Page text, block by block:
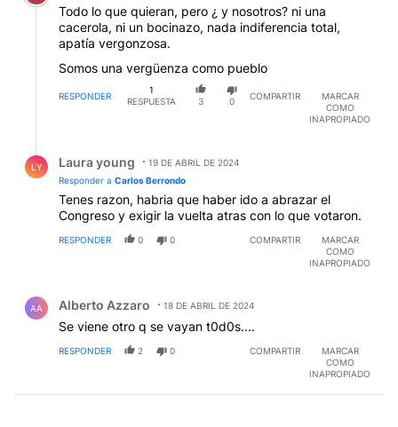
Todo lo que quieran, pero ¿ y nosotros? ni una
cacerola, ni un bocinazo, nada indiferencia total,
apatía vergonzosa.
Somos una vergüenza como pueblo
RESPONDER
1
RESPUESTA
3 0
COMPARTIR
MARCAR
COMO
INAPROPIADO
LY Laura young
19 DE ABRIL DE 2024
Responder a Carlos Berrondo
Tenes razon, habria que haber ido a abrazar el
Congreso y exigir la vuelta atras con lo que votaron.
RESPONDER 0 0 COMPARTIR
MARCAR
COMO
INAPROPIADO
AA Alberto Azzaro 18 DE ABRIL DE 2024
Se viene otro q se vayan t0d0s....
RESPONDER 2 0 COMPARTIR
MARCAR
COMO
INAPROPIADO